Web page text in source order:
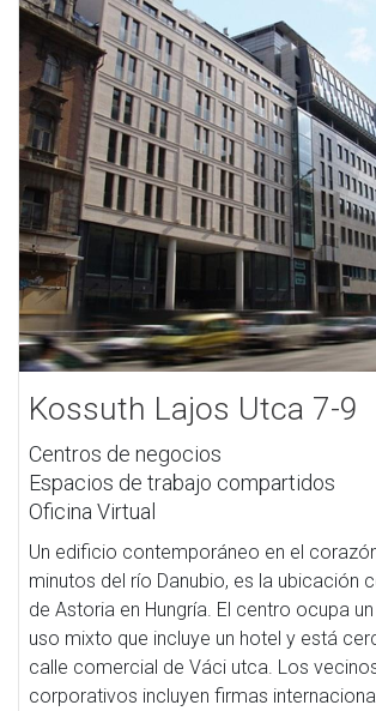
Kossuth Lajos Utca 7-9
Centros de negocios
Espacios de trabajo compartidos
Oficina Virtual
Un edificio contemporáneo en el
minutos del río Danubio, es la ubicación
de Astoria en Hungría. El centro ocupa
uso mixto que incluye un hotel y está
calle comercial de Váci utca. Los
corporativos incluyen firmas